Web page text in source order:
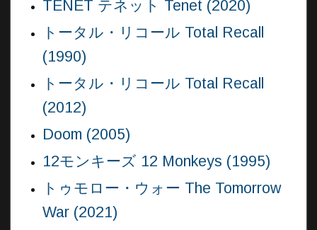
TENET テネット Tenet (2020)
トータル・リコール Total Recall
(1990)
トータル・リコール Total Recall
(2012)
Doom (2005)
12モンキーズ 12 Monkeys (1995)
トゥモロー・ウォー The Tomorrow
War (2021)